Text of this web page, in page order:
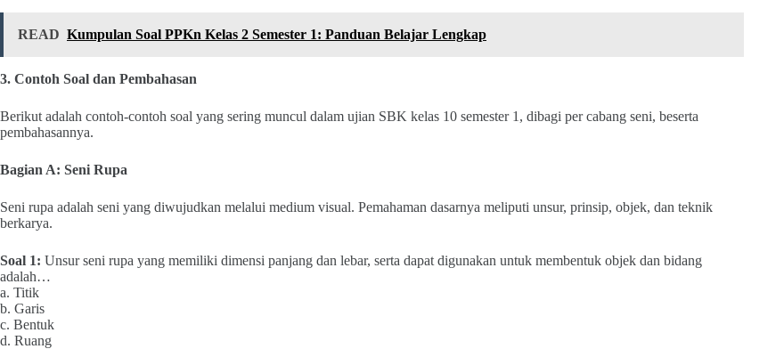
READ Kumpulan Soal PPKn Kelas 2 Semester 1: Panduan Belajar Lengkap
3. Contoh Soal dan Pembahasan
Berikut adalah contoh-contoh soal yang sering muncul dalam ujian SBK kelas 10 semester 1, dibagi per cabang seni, beserta
pembahasannya.
Bagian A: Seni Rupa
Seni rupa adalah seni yang diwujudkan melalui medium visual. Pemahaman dasarnya meliputi unsur, prinsip, objek, dan teknik
berkarya.
Soal 1: Unsur seni rupa yang memiliki dimensi panjang dan lebar, serta dapat digunakan untuk membentuk objek dan bidang
adalah…
a. Titik
b. Garis
c. Bentuk
d. Ruang